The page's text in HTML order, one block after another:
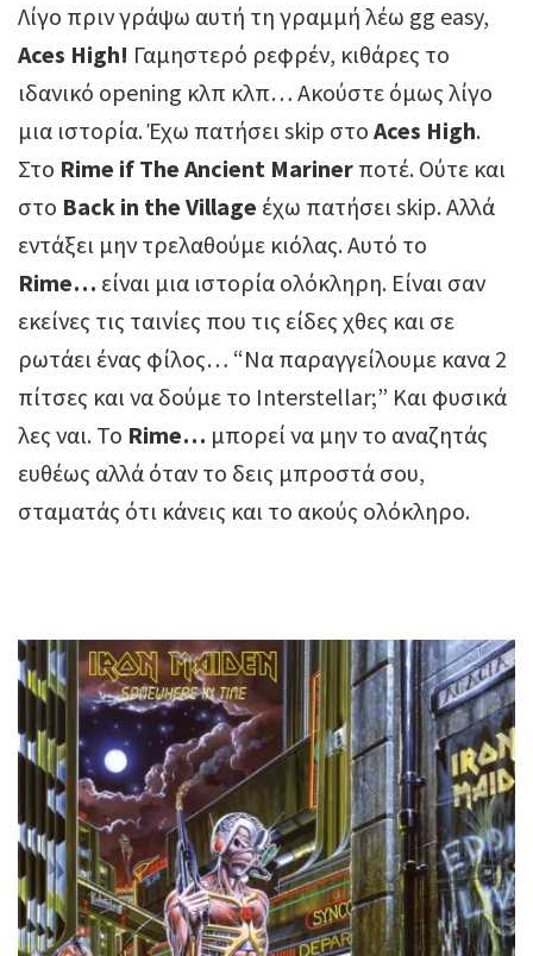
Λίγο πριν γράψω αυτή τη γραμμή λέω gg easy,
Aces High! Γαμηστερό ρεφρέν, κιθάρες το
ιδανικό opening κλπ κλπ… Ακούστε όμως λίγο
μια ιστορία. Έχω πατήσει skip στο Aces High.
Στο Rime if The Ancient Mariner ποτέ. Ούτε και
στο Back in the Village έχω πατήσει skip. Αλλά
εντάξει μην τρελαθούμε κιόλας. Αυτό το
Rime… είναι μια ιστορία ολόκληρη. Είναι σαν
εκείνες τις ταινίες που τις είδες χθες και σε
ρωτάει ένας φίλος… “Να παραγγείλουμε κανα 2
πίτσες και να δούμε το Interstellar;” Και φυσικά
λες ναι. Το Rime… μπορεί να μην το αναζητάς
ευθέως αλλά όταν το δεις μπροστά σου,
σταματάς ότι κάνεις και το ακούς ολόκληρο.